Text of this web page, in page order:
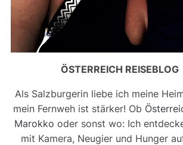
ÖSTERREICH REISEBLOG
Als Salzburgerin liebe ich meine
mein Fernweh ist stärker! Ob
Marokko oder sonst wo: Ich
mit Kamera, Neugier und Hunger